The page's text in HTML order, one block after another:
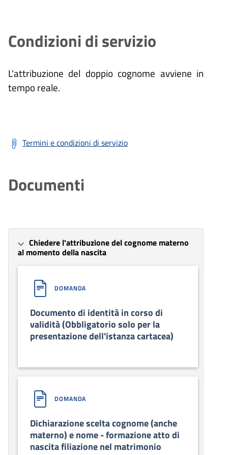
Condizioni di servizio
L'attribuzione del doppio cognome avviene in
tempo reale.
Termini e condizioni di servizio
Documenti
Chiedere l'attribuzione del cognome materno
al momento della nascita
DOMANDA
Documento di identità in corso di
validità (Obbligatorio solo per la
presentazione dell'istanza cartacea)
DOMANDA
Dichiarazione scelta cognome (anche
materno) e nome - formazione atto di
nascita filiazione nel matrimonio